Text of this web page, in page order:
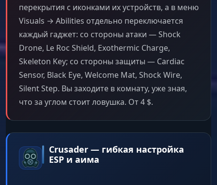
перекрытия с иконками их устройств, а в меню
Visuals → Abilities отдельно переключается
каждый гаджет: со стороны атаки — Shock
Drone, Le Roc Shield, Exothermic Charge,
Skeleton Key; со стороны защиты — Cardiac
Sensor, Black Eye, Welcome Mat, Shock Wire,
Silent Step. Вы заходите в комнату, уже зная,
что за углом стоит ловушка. От 4 $.
Crusader — гибкая настройка
ESP и аима